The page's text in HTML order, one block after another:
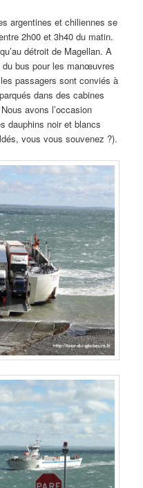
argentines et chiliennes se
2h00 et 3h40 du matin.
détroit de Magellan. A
bus pour les manœuvres
passagers sont conviés à
dans des cabines
avons l’occasion
dauphins noir et blancs
vous vous souvenez ?).